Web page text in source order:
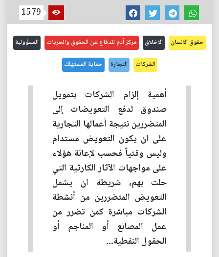
1579
حقوق الانسان الاخلاق مركز آدم للدفاع عن الحقوق والحريات المسؤولية
الشركات التجارة حماية المستهلك
أهمية إلزام الشركات بتمويل
صندوق لدفع التعويضات إلى
المتضررين نتيجة أعمالها التجارية
على ان يكون التعويض مستدام
وليس وقتياً فحسب لإعانة هؤلاء
على مواجهات الآثار الكارثية التي
حلت بهم، شريطة ان يشمل
التعويض المتضررين من أنشطة
الشركات مباشرة كمن تضرر من
عمل المصانع أو المناجم أو
الحقول النفطية...